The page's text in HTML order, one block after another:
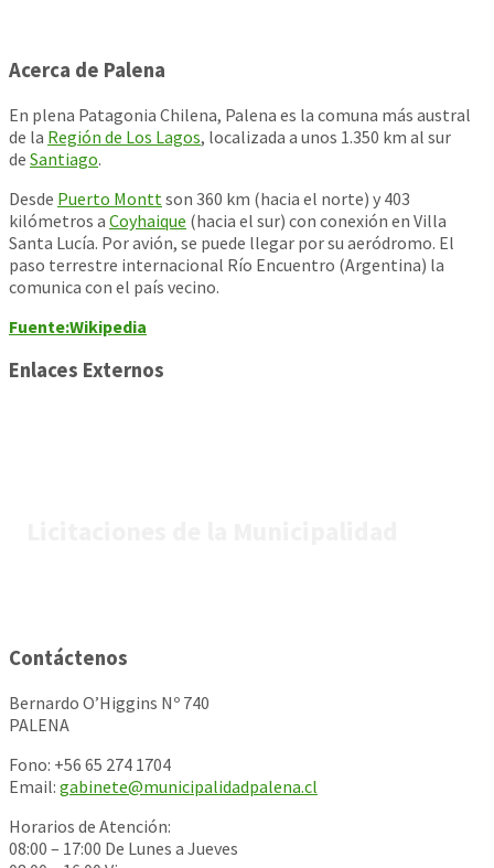
Acerca de Palena
En plena Patagonia Chilena, Palena es la comuna más austral
de la Región de Los Lagos, localizada a unos 1.350 km al sur
de Santiago.
Desde Puerto Montt son 360 km (hacia el norte) y 403
kilómetros a Coyhaique (hacia el sur) con conexión en Villa
Santa Lucía. Por avión, se puede llegar por su aeródromo. El
paso terrestre internacional Río Encuentro (Argentina) la
comunica con el país vecino.
Fuente:Wikipedia
Enlaces Externos
Contáctenos
Bernardo O’Higgins Nº 740
PALENA
Fono: +56 65 274 1704
Email: gabinete@municipalidadpalena.cl
Horarios de Atención:
08:00 – 17:00 De Lunes a Jueves